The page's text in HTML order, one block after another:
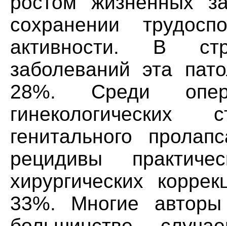
сохранении
активности. В
заболеваний эта
28%. Среди
генитального
рецидивы
хирургических
33%. Многие